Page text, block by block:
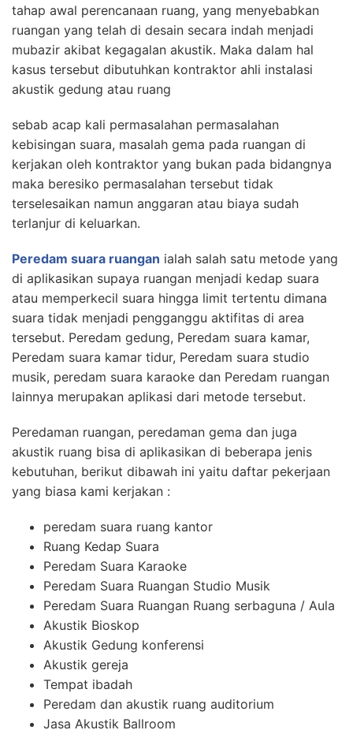
tahap awal perencanaan ruang, yang menyebabkan
ruangan yang telah di desain secara indah menjadi
mubazir akibat kegagalan akustik. Maka dalam hal
kasus tersebut dibutuhkan kontraktor ahli instalasi
akustik gedung atau ruang
sebab acap kali permasalahan permasalahan
kebisingan suara, masalah gema pada ruangan di
kerjakan oleh kontraktor yang bukan pada bidangnya
maka beresiko permasalahan tersebut tidak
terselesaikan namun anggaran atau biaya sudah
terlanjur di keluarkan.
Peredam suara ruangan ialah salah satu metode yang
di aplikasikan supaya ruangan menjadi kedap suara
atau memperkecil suara hingga limit tertentu dimana
suara tidak menjadi pengganggu aktifitas di area
tersebut. Peredam gedung, Peredam suara kamar,
Peredam suara kamar tidur, Peredam suara studio
musik, peredam suara karaoke dan Peredam ruangan
lainnya merupakan aplikasi dari metode tersebut.
Peredaman ruangan, peredaman gema dan juga
akustik ruang bisa di aplikasikan di beberapa jenis
kebutuhan, berikut dibawah ini yaitu daftar pekerjaan
yang biasa kami kerjakan :
peredam suara ruang kantor
Ruang Kedap Suara
Peredam Suara Karaoke
Peredam Suara Ruangan Studio Musik
Peredam Suara Ruangan Ruang serbaguna / Aula
Akustik Bioskop
Akustik Gedung konferensi
Akustik gereja
Tempat ibadah
Peredam dan akustik ruang auditorium
Jasa Akustik Ballroom